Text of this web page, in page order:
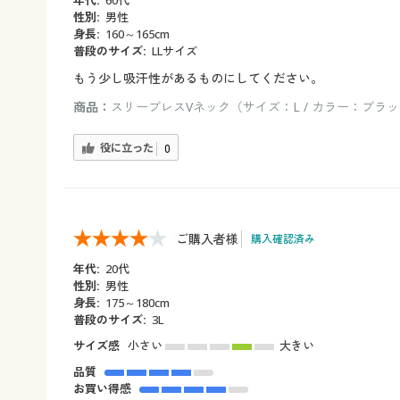
性別: 男性
身長: 160～165cm
普段のサイズ: LLサイズ
もう少し吸汗性があるものにしてください。
商品： スリーブレスVネック（サイズ：L / カラー：ブラ
役に立った 0
ご購入者様 購入確認済み
年代: 20代
性別: 男性
身長: 175～180cm
普段のサイズ: 3L
サイズ感 小さい
大きい
品質
お買い得感